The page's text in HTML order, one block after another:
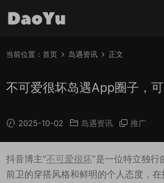
当前位置： 首页 岛遇资讯 正文
不可爱很坏岛遇App圈子，
2025-10-02 岛遇资讯 推广
抖音博主“不可爱很坏”是一位特立独行
前卫的穿搭风格和鲜明的个人态度，